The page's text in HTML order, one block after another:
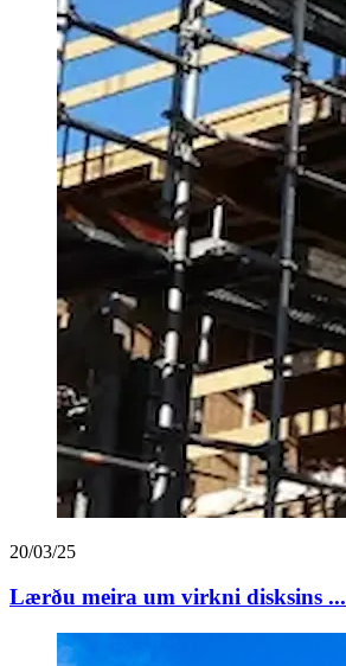
20/03/25
Lærðu meira um virkni disksins ...